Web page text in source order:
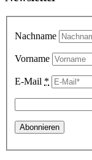
Nachname
Vorname
E-Mail *